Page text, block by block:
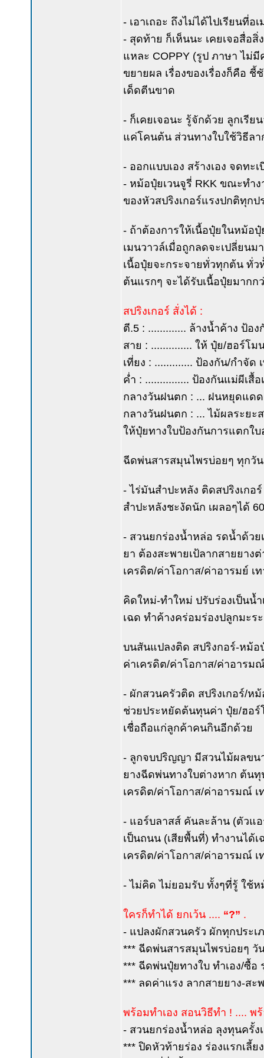
- เอาเถอะ ถึงไม่ได้ไปเรียนที่อ
- สุดท้าย ก็เห็นนะ เคยเจอสื่อ
แหละ COPPY (รูป ภาษา ไม่มี
ขยายผล เรื่องของเรื่องก็คือ
เด็ดตีนขาด
- ก็เคยเจอนะ รู้จักด้วย ลูกเรี
แค่โคนต้น ส่วนทางใบใช้วิธีลา
- ออกแบบเอง สร้างเอง จดทะ
- หม้อปุ๋ยเวนจูรี่ RKK ขณะทำ
ของหัวสปริงเกอร์แรงปกติทุกป
- ถ้าต้องการให้เนื้อปุ๋ยในหม้อ
เมนวาวล์เมื่อถูกลดจะเปลี่ยน
เนื้อปุ๋ยจะกระจายทั่วทุกต้น ทั่ว
ต้นแรกๆ จะได้รับเนื้อปุ๋ยมากก
สปริงเกอร์ สั่งได้ :
ตี.5 : ............. ล้างน้ำค้าง ป้อ
สาย : .............. ให้ ปุ๋ย/ฮอร์โม
เที่ยง : ............. ป้องกัน/กำจัด
ค่ำ : ............... ป้องกันแม่ผีเสื้
กลางวันฝนตก : ... ฝนหยุดแด
กลางวันฝนตก : ... ไม้ผลระย
ให้ปุ๋ยทางใบป้องกันการแตกใ
ฉีดพ่นสารสมุนไพรบ่อยๆ ทุกวั
- ไร่มันสำปะหลัง ติดสปริงเกอ
สำปะหลังชะงัดนัก เผลอๆได้
- สวนยกร่องน้ำหล่อ รดน้ำด้วย
ยา ต้องสะพายเป้ลากสายยาง
เครดิต/ค่าโอกาส/ค่าอารมย์ เ
คิดใหม่-ทำใหม่ ปรับร่องเป็นน้
เฉด ทำค้างคร่อมร่องปลูกมะ
บนสันแปลงติด สปริงกอร์-หม้อ
ค่าเครดิต/ค่าโอกาส/ค่าอารม
- ผักสวนครัวติด สปริงเกอร์/ห
ช่วยประหยัดต้นทุนค่า ปุ๋ย/ฮอ
เชื่อถือแก่ลูกค้าคนกินอีกด้วย
- ลูกจบปริญญา มีสวนไม้ผลขน
ยางฉีดพ่นทางใบต่างหาก ต้น
เครดิต/ค่าโอกาส/ค่าอารมณ์ เ
- แอร์บลาสส์ คันละล้าน (ตัวแ
เป็นถนน (เสียพื้นที่) ทำงานได้
เครดิต/ค่าโอกาส/ค่าอารมณ์ เ
- ไม่คิด ไม่ยอมรับ ทั้งๆที่รู้ ใช้
ใครก็ทำได้ ยกเว้น .... “?” .
- แปลงผักสวนครัว ผักทุกประ
*** ฉีดพ่นสารสมุนไพรบ่อยๆ วั
*** ฉีดพ่นปุ๋ยทางใบ ทำเอง/ซื้อ
*** ลดค่าแรง ลากสายยาง-สะ
พร้อมทำเอง สอนวิธีทำ ! .... พ
- สวนยกร่องน้ำหล่อ ลุงทุนครั้
*** ปิดหัวท้ายร่อง ร่องแรกเลี้ย